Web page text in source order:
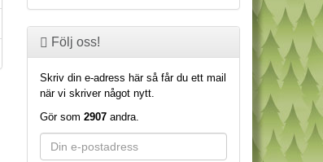
Följ oss!
Skriv din e-adress här så får du ett mail
när vi skriver något nytt.
Gör som 2907andra.